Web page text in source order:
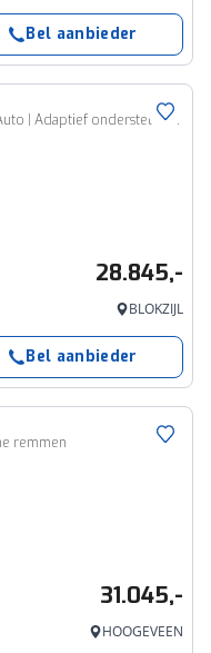
Bel aanbieder
Coupé 3.0 TFSI S5 quattro Pro Line | NL Auto | Adaptief onderstel | B&O |
28.845,-
BLOKZIJL
Bel aanbieder
remmen
31.045,-
HOOGEVEEN